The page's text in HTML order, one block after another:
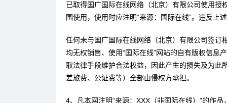
已取得国广国际在线网络（北京）有限公司使用
围使用，使用时应注明“来源：国际在线”。违反上
任何未与国广国际在线网络（北京）有限公司签订
均无权销售、使用“国际在线”网站的自有版权信息
取法律手段维护合法权益，因此产生的损失及为此
差旅费、公证费等）全部由侵权方承担。
4、凡本网注明“来源：XXX（非国际在线）”的作